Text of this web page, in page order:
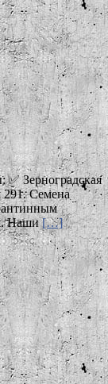
Зерноградская
291. Семена
Наши[…]